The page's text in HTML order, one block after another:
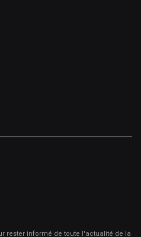
rester informé de toute l'actualité de la